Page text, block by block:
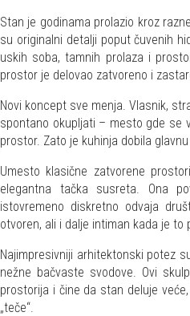
Stan je godinama prolazio kroz
su originalni detalji poput čuvenih
uskih soba, tamnih prolaza i
prostor je delovao zatvoreno i
Novi koncept sve menja. Vlasnik,
spontano okupljati – mesto gde se
prostor. Zato je kuhinja dobila
Umesto klasične zatvorene
elegantna tačka susreta. Ona
istovremeno diskretno odvaja
otvoren, ali i dalje intiman kada je to
Najimpresivniji arhitektonski potez
nežne bačvaste svodove. Ovi
prostorija i čine da stan deluje
„teče“.